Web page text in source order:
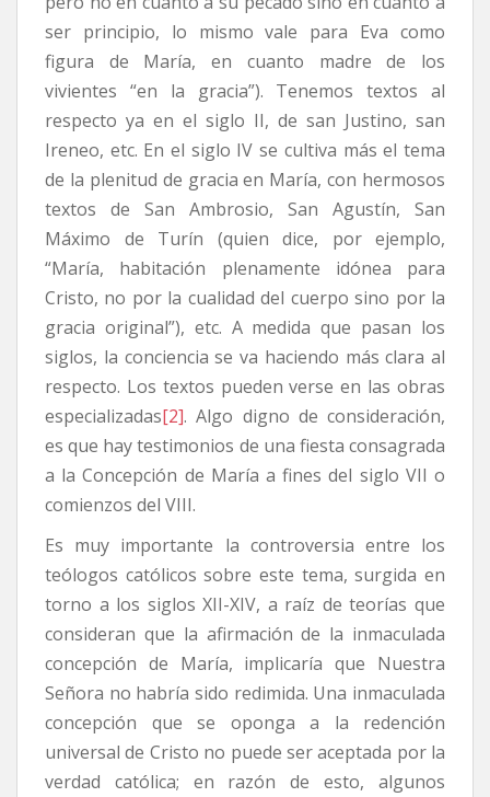
ser principio, lo mismo vale para Eva como
figura de María, en cuanto madre de los
vivientes “en la gracia”). Tenemos textos al
respecto ya en el siglo II, de san Justino, san
Ireneo, etc. En el siglo IV se cultiva más el tema
de la plenitud de gracia en María, con hermosos
textos de San Ambrosio, San Agustín, San
Máximo de Turín (quien dice, por ejemplo,
“María, habitación plenamente idónea para
Cristo, no por la cualidad del cuerpo sino por la
gracia original”), etc. A medida que pasan los
siglos, la conciencia se va haciendo más clara al
respecto. Los textos pueden verse en las obras
especializadas[2]. Algo digno de consideración,
es que hay testimonios de una fiesta consagrada
a la Concepción de María a fines del siglo VII o
comienzos del VIII.
Es muy importante la controversia entre los
teólogos católicos sobre este tema, surgida en
torno a los siglos XII-XIV, a raíz de teorías que
consideran que la afirmación de la inmaculada
concepción de María, implicaría que Nuestra
Señora no habría sido redimida. Una inmaculada
concepción que se oponga a la redención
universal de Cristo no puede ser aceptada por la
verdad católica; en razón de esto, algunos